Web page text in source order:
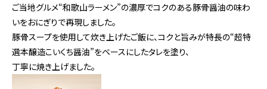
ご当地グルメ“和歌山ラーメン”の濃厚でコクのある豚骨醤油の味わ
いをおにぎりで再現しました。
豚骨スープを使用して炊き上げたご飯に、コクと旨みが特長の“超特
選本醸造こいくち醤油”をベースにしたタレを塗り、
丁寧に焼き上げました。